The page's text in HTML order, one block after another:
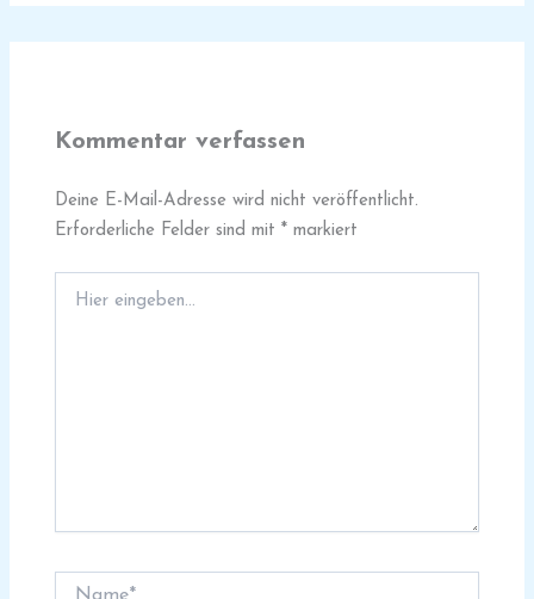
Kommentar verfassen
Deine E-Mail-Adresse wird nicht veröffentlicht.
Erforderliche Felder sind mit *markiert
eingeben…